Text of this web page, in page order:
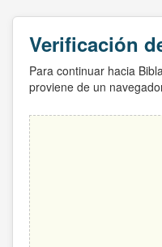
Verificación
Para continuar hacia
proviene de un